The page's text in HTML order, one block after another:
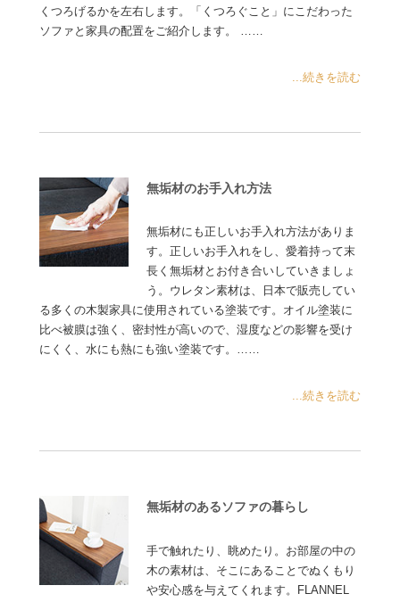
くつろげるかを左右します。「くつろぐこと」にこだわった
ソファと家具の配置をご紹介します。 ……
...続きを読む
無垢材のお手入れ方法
無垢材にも正しいお手入れ方法がありま
す。正しいお手入れをし、愛着持って末
長く無垢材とお付き合いしていきましょ
う。ウレタン素材は、日本で販売してい
る多くの木製家具に使用されている塗装です。オイル塗装に
比べ被膜は強く、密封性が高いので、湿度などの影響を受け
にくく、水にも熱にも強い塗装です。……
...続きを読む
無垢材のあるソファの暮らし
手で触れたり、眺めたり。お部屋の中の
木の素材は、そこにあることでぬくもり
や安心感を与えてくれます。FLANNEL